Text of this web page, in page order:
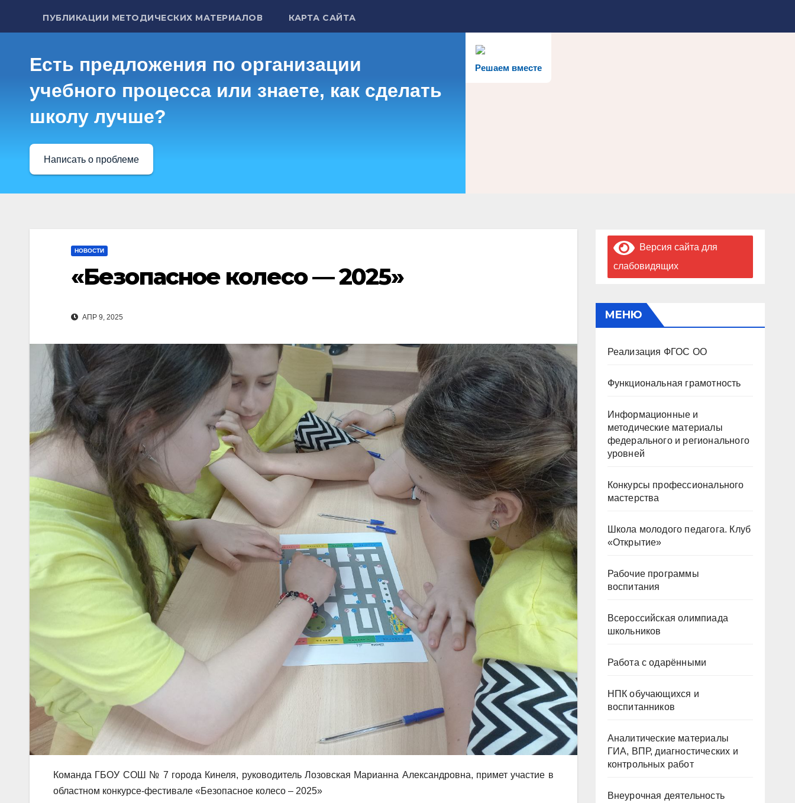
ПУБЛИКАЦИИ МЕТОДИЧЕСКИХ МАТЕРИАЛОВ КАРТА САЙТА
Решаем вместе
Есть предложения по организации
учебного процесса или знаете, как сделать
школу лучше?
Написать о проблеме
НОВОСТИ
«Безопасное колесо — 2025»
АПР 9, 2025
Команда ГБОУ СОШ № 7 города Кинеля, руководитель Лозовская Марианна Александровна, примет участие в
областном конкурсе-фестивале «Безопасное колесо – 2025»
Версия сайта для
слабовидящих
МЕНЮ
Реализация ФГОС ОО
Функциональная грамотность
Информационные и
методические материалы
федерального и регионального
уровней
Конкурсы профессионального
мастерства
Школа молодого педагога. Клуб
«Открытие»
Рабочие программы
воспитания
Всероссийская олимпиада
школьников
Работа с одарёнными
НПК обучающихся и
воспитанников
Аналитические материалы
ГИА, ВПР, диагностических и
контрольных работ
Внеурочная деятельность